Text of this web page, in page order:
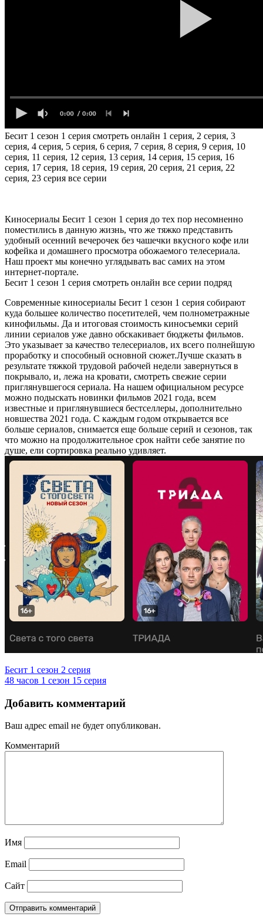
Бесит 1 сезон 1 серия смотреть онлайн 1 серия, 2 серия, 3
серия, 4 серия, 5 серия, 6 серия, 7 серия, 8 серия, 9 серия, 10
серия, 11 серия, 12 серия, 13 серия, 14 серия, 15 серия, 16
серия, 17 серия, 18 серия, 19 серия, 20 серия, 21 серия, 22
серия, 23 серия все серии
Киносериалы Бесит 1 сезон 1 серия до тех пор несомненно
поместились в данную жизнь, что же тяжко представить
удобный осенний вечерочек без чашечки вкусного кофе или
кофейка и домашнего просмотра обожаемого телесериала.
Наш проект мы конечно углядывать вас самих на этом
интернет-портале.
Бесит 1 сезон 1 серия смотреть онлайн все серии подряд
Современные киносериалы Бесит 1 сезон 1 серия собирают
куда большее количество посетителей, чем полнометражные
кинофильмы. Да и итоговая стоимость киносъемки серий
линии сериалов уже давно обскакивает бюджеты фильмов.
Это указывает за качество телесериалов, их всего полнейшую
проработку и способный основной сюжет.Лучше сказать в
результате тяжкой трудовой рабочей недели завернуться в
покрывало, и, лежа на кровати, смотреть свежие серии
приглянувшегося сериала. На нашем официальном ресурсе
можно подыскать новинки фильмов 2021 года, всем
известные и приглянувшиеся бестселлеры, дополнительно
новшества 2021 года. С каждым годом открывается все
больше сериалов, снимается еще больше серий и сезонов, так
что можно на продолжительное срок найти себе занятие по
душе, ели сортировка реально удивляет.
Бесит 1 сезон 2 серия
48 часов 1 сезон 15 серия
Добавить комментарий
Ваш адрес email не будет опубликован.
Комментарий
Имя
Email
Сайт